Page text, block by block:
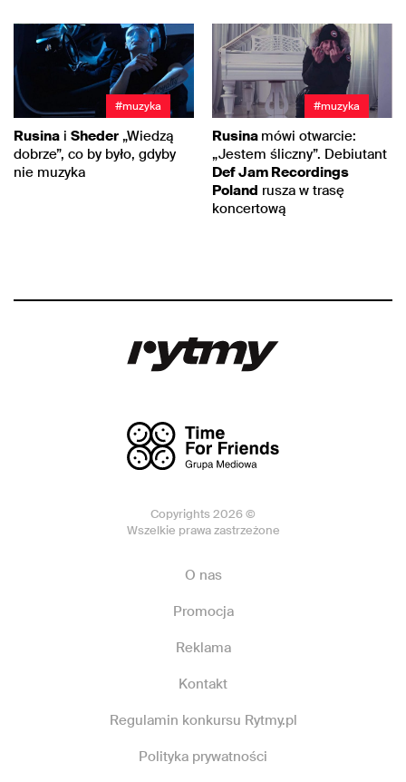
#muzyka
Rusina i Sheder „Wiedzą
dobrze”, co by było, gdyby
nie muzyka
#muzyka
Rusina mówi otwarcie:
„Jestem śliczny”. Debiutant
Def Jam Recordings
Poland rusza w trasę
koncertową
Copyrights 2026 ©
Wszelkie prawa zastrzeżone
O nas
Promocja
Reklama
Kontakt
Regulamin konkursu Rytmy.pl
Polityka prywatności